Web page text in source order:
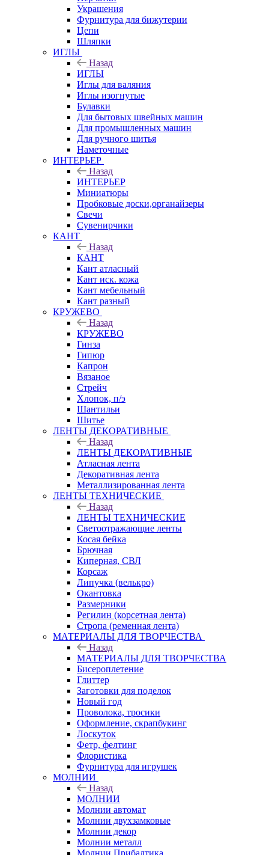
Украшения
Фурнитура для бижутерии
Цепи
Шляпки
ИГЛЫ
Назад
ИГЛЫ
Иглы для валяния
Иглы изогнутые
Булавки
Для бытовых швейных машин
Для промышленных машин
Для ручного шитья
Наметочные
ИНТЕРЬЕР
Назад
ИНТЕРЬЕР
Миниатюры
Пробковые доски,органайзеры
Свечи
Сувенирчики
КАНТ
Назад
КАНТ
Кант атласный
Кант иск. кожа
Кант мебельный
Кант разный
КРУЖЕВО
Назад
КРУЖЕВО
Гинза
Гипюр
Капрон
Вязаное
Стрейч
Хлопок, п/э
Шантильи
Шитье
ЛЕНТЫ ДЕКОРАТИВНЫЕ
Назад
ЛЕНТЫ ДЕКОРАТИВНЫЕ
Атласная лента
Декоративная лента
Металлизированная лента
ЛЕНТЫ ТЕХНИЧЕСКИЕ
Назад
ЛЕНТЫ ТЕХНИЧЕСКИЕ
Светоотражающие ленты
Косая бейка
Брючная
Киперная, СВЛ
Корсаж
Липучка (велькро)
Окантовка
Размерники
Регилин (корсетная лента)
Стропа (ременная лента)
МАТЕРИАЛЫ ДЛЯ ТВОРЧЕСТВА
Назад
МАТЕРИАЛЫ ДЛЯ ТВОРЧЕСТВА
Бисероплетение
Глиттер
Заготовки для поделок
Новый год
Проволока, тросики
Оформление, скрапбукинг
Лоскуток
Фетр, фелтинг
Флористика
Фурнитура для игрушек
МОЛНИИ
Назад
МОЛНИИ
Молнии автомат
Молнии двухзамковые
Молнии декор
Молнии металл
Молнии Прибалтика